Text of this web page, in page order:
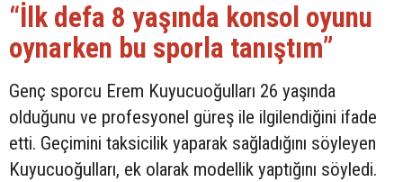
“İlk defa 8 yaşında konsol oyunu
oynarken bu sporla tanıştım”
Genç sporcu Erem Kuyucuoğulları 26 yaşında
olduğunu ve profesyonel güreş ile ilgilendiğini ifade
etti. Geçimini taksicilik yaparak sağladığını söyleyen
Kuyucuoğulları, ek olarak modellik yaptığını söyledi.